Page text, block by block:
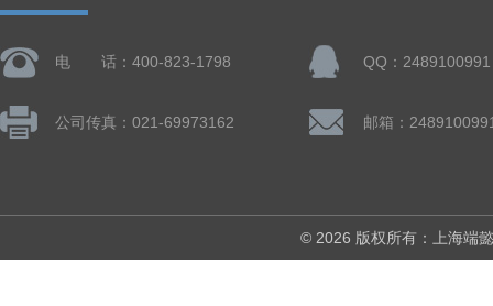
电 话：400-823-1798 QQ：2489100991
公司传真：021-69973162 邮箱：
© 2026 版权所有：上海端